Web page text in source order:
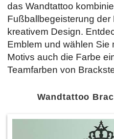
das Wandtattoo
Fußballbegeisterung der
kreativem Design.
Emblem und wählen Sie
Motivs auch die Farbe
Teamfarben von
Wandtattoo